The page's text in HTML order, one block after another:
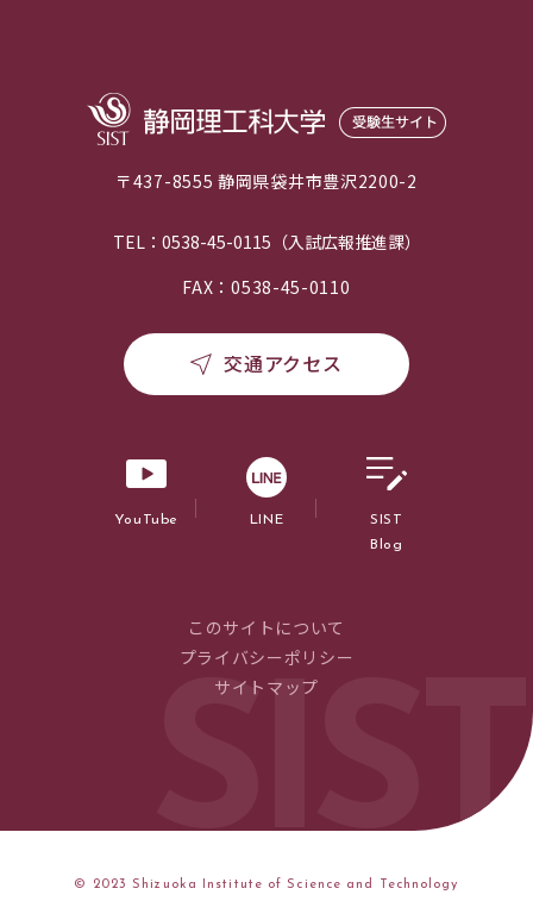
〒437-8555 静岡県袋井市豊沢2200-2
TEL：0538-45-0115（入試広報推進課）
FAX：0538-45-0110
交通アクセス
YouTube LINE
SIST
Blog
このサイトについて
プライバシーポリシー
サイトマップ
© 2023 Shizuoka Institute of Science and Technology